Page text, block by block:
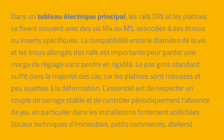
Dans untableau électrique principal, les rails DIN et les platines
se fixent souvent avec des vis M4 ou M5, associées à des écrous
ou inserts spécifiques. La compatibilité entre le diamètre de la vis
et les trous allongés des rails est importante pour garder une
marge de réglage sans perdre en rigidité. Le pas gros standard
suffit dans la majorité des cas, car les platines sont robustes et
peu sujettes à la déformation. L’essentiel est de respecter un
couple de serrage stable et de contrôler périodiquement l’absence
de jeu, en particulier dans les installations fortement sollicitées
(locaux techniques d’immeubles, petits commerces, ateliers).